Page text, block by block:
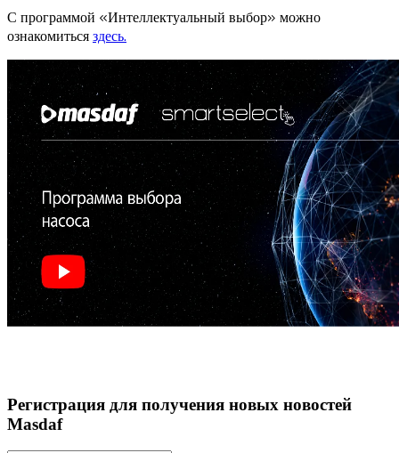
С программой «Интеллектуальный выбор» можно
ознакомитьсяздесь.
Регистрация для получения новых новостей
Masdaf